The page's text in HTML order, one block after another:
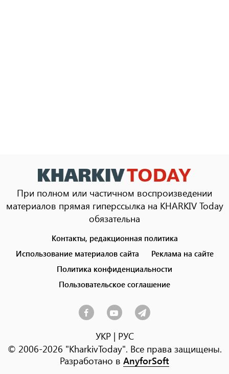
При полном или частичном воспроизведении
материалов прямая гиперссылка на KHARKIV Today
обязательна
menu
Контакты, редакционная политика
Использование материалов сайта
Реклама на сайте
Политика конфиденциальности
Пользовательское соглашение
УКР| РУС
© 2006-2026 "KharkivToday". Все права защищены.
Разработано в AnyforSoft